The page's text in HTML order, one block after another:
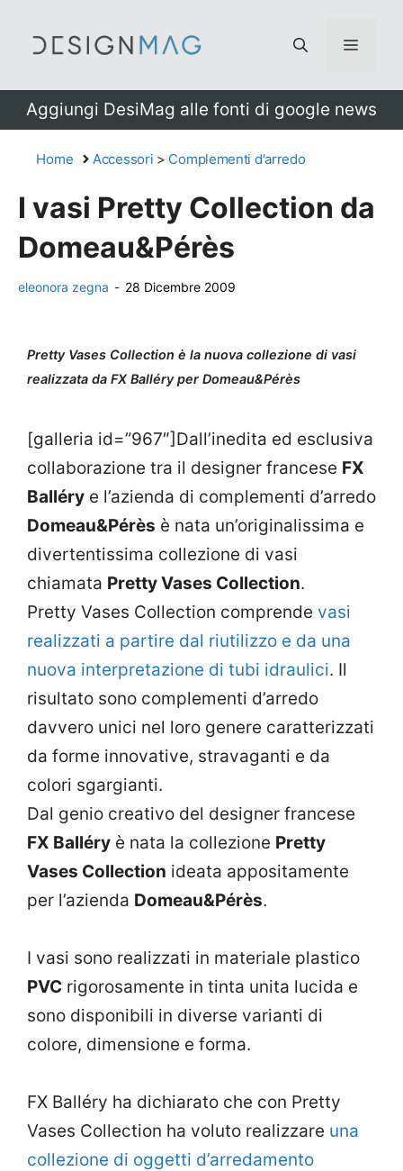
Menu
Aggiungi DesiMag alle fonti di google news
Home Accessori > Complementi d'arredo
I vasi Pretty Collection da
Domeau&Pérès
eleonora zegna - 28 Dicembre 2009
Pretty Vases Collection è la nuova collezione di vasi
realizzata da FX Balléry per Domeau&Pérès
[galleria id=”967″]Dall’inedita ed esclusiva
collaborazione tra il designer francese FX
Balléry e l’azienda di complementi d’arredo
Domeau&Pérès è nata un’originalissima e
divertentissima collezione di vasi
chiamata Pretty Vases Collection.
Pretty Vases Collection comprende vasi
realizzati a partire dal riutilizzo e da una
nuova interpretazione di tubi idraulici. Il
risultato sono complementi d’arredo
davvero unici nel loro genere caratterizzati
da forme innovative, stravaganti e da
colori sgargianti.
Dal genio creativo del designer francese
FX Balléry è nata la collezione Pretty
Vases Collection ideata appositamente
per l’azienda Domeau&Pérès.
I vasi sono realizzati in materiale plastico
PVC rigorosamente in tinta unita lucida e
sono disponibili in diverse varianti di
colore, dimensione e forma.
FX Balléry ha dichiarato che con Pretty
Vases Collection ha voluto realizzare una
collezione di oggetti d’arredamento